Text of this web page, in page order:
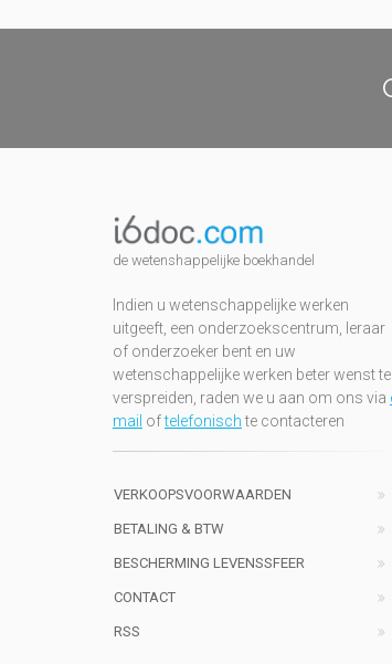
de wetenshappelijke boekhandel
Indien u wetenschappelijke werken
uitgeeft, een onderzoekscentrum, leraar
of onderzoeker bent en uw
wetenschappelijke werken beter wenst te
verspreiden, raden we u aan om ons via
mail oftelefonischte contacteren
VERKOOPSVOORWAARDEN
BETALING & BTW
BESCHERMING LEVENSSFEER
CONTACT
RSS